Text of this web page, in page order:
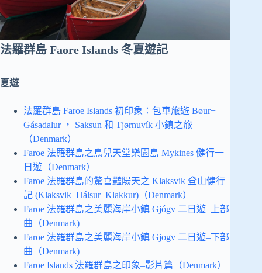
法羅群島 Faore Islands 冬夏遊記
夏遊
法羅群島 Faroe Islands 初印象：包車旅遊 Bøur+
Gásadalur ， Saksun 和 Tjørnuvík 小鎮之旅
（Denmark）
Faroe 法羅群島之鳥兒天堂樂園島 Mykines 健行一
日遊（Denmark）
Faroe 法羅群島的驚喜豔陽天之 Klaksvik 登山健行
記 (Klaksvik–Hálsur–Klakkur)（Denmark）
Faroe 法羅群島之美麗海岸小鎮 Gjógv 二日遊–上部
曲（Denmark)
Faroe 法羅群島之美麗海岸小鎮 Gjogv 二日遊–下部
曲（Denmark)
Faroe Islands 法羅群島之印象–影片篇（Denmark）